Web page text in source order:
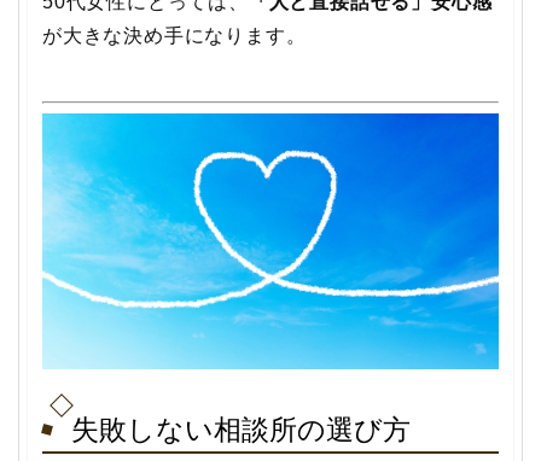
が大きな決め手になります。
失敗しない相談所の選び方